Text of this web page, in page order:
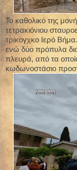
Το καθολικό της
τετρακιόνιου
τρίκογχκο Ιερό
ενώ δύο πρόπυλα
πλευρά, από τα
κωδωνοστάσιο